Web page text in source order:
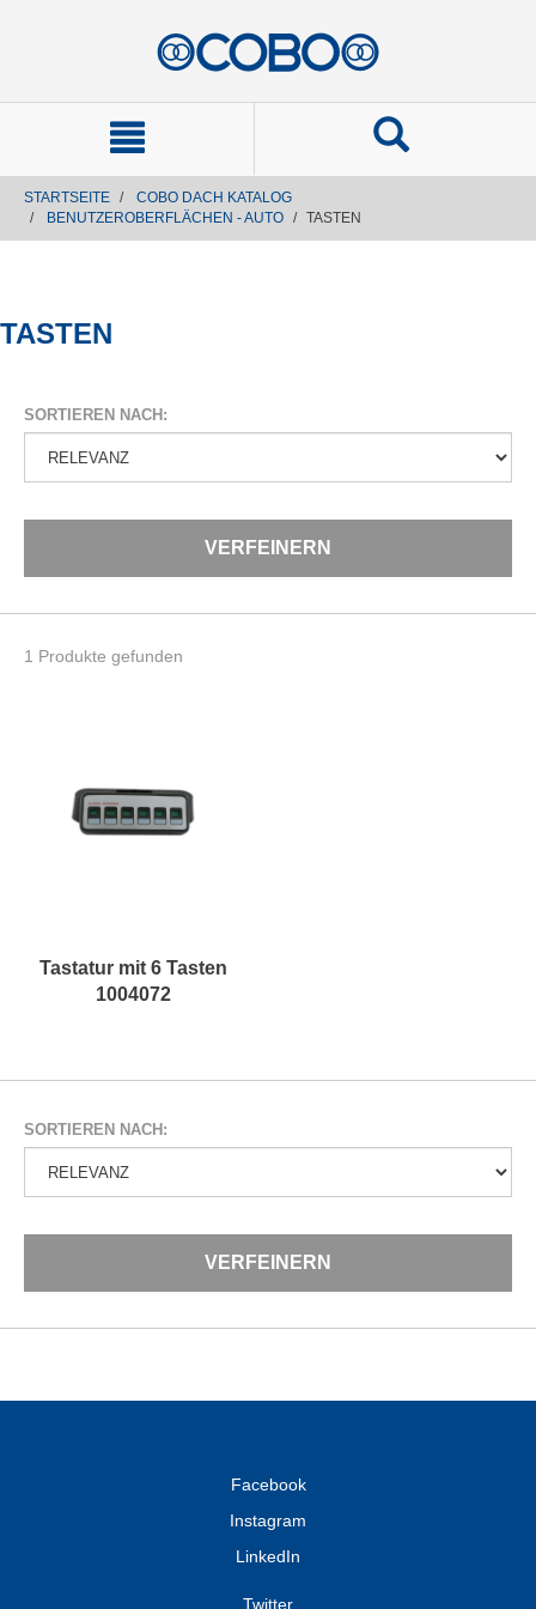
STARTSEITE
COBO DACH KATALOG
BENUTZEROBERFLÄCHEN - AUTO
TASTEN
TASTEN
SORTIEREN NACH:
VERFEINERN
1 Produkte gefunden
Tastatur mit 6 Tasten
1004072
SORTIEREN NACH:
VERFEINERN
Facebook
Instagram
LinkedIn
Twitter